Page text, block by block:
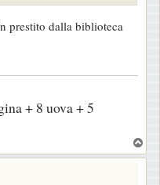
prestito dalla biblioteca
+ 8 uova + 5
o